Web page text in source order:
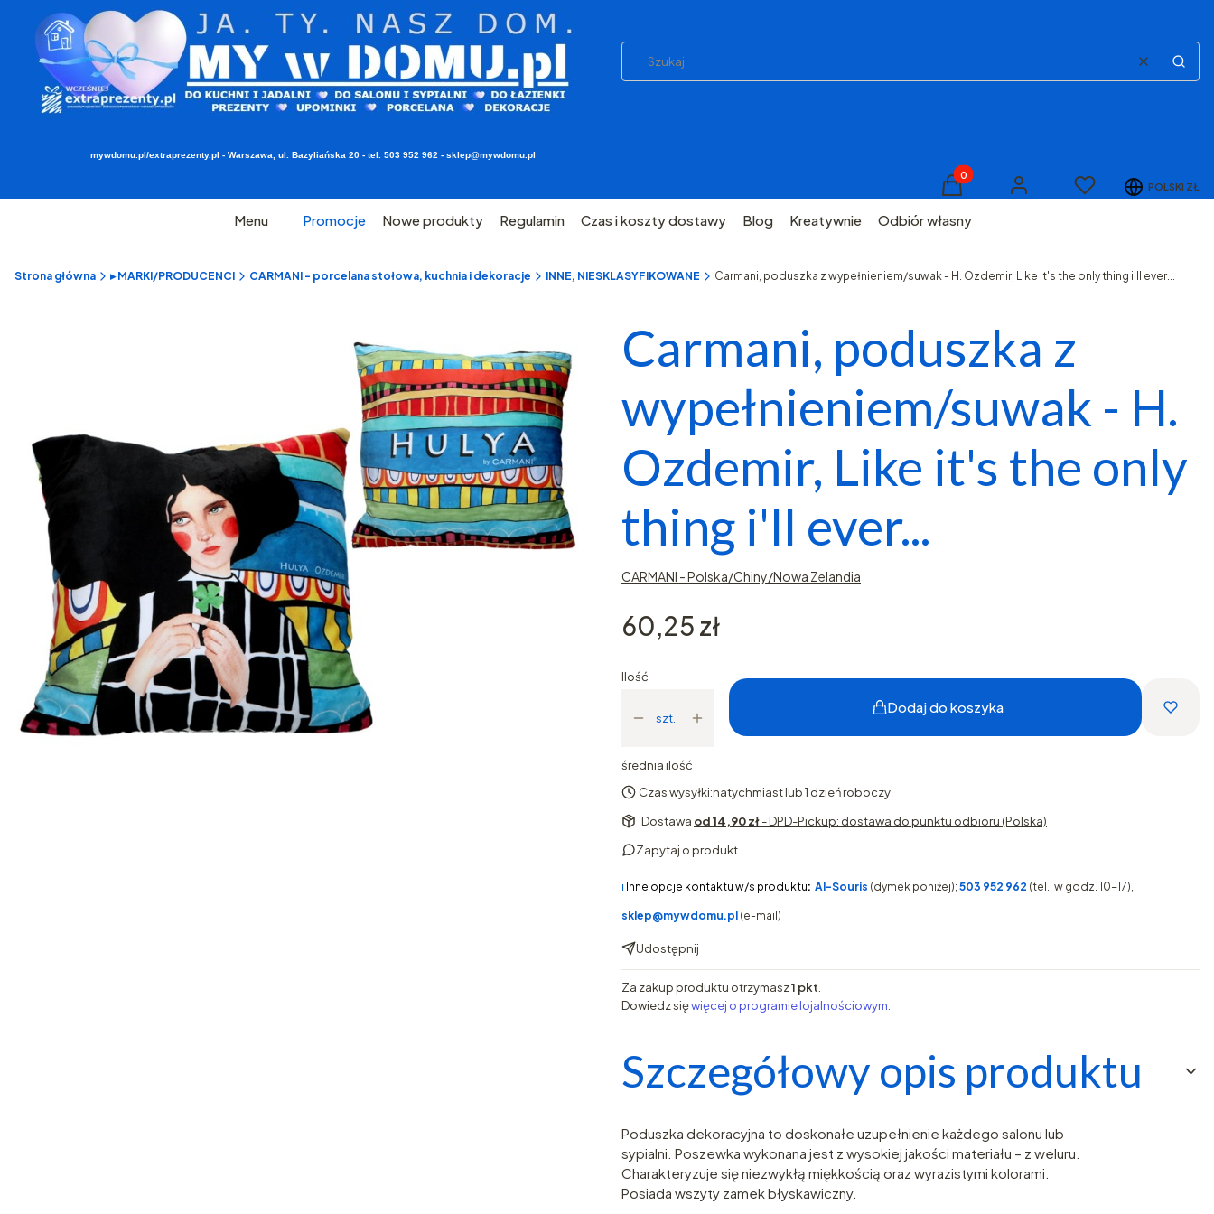
WyczyśćSzukaj
mywdomu.pl/extraprezenty.pl - Warszawa, ul. Bazyliańska 20 - tel. 503 952 962 - sklep@mywdomu.pl
Produkty w koszyku: 0. Zobacz szczegóły
Koszyk Zaloguj się
Ulubione POLSKI ZŁ
Menu Promocje Nowe produkty Regulamin Czas i koszty dostawy Blog Kreatywnie Odbiór własny
Strona główna ▸ MARKI/PRODUCENCI CARMANI - porcelana stołowa, kuchnia i dekoracje INNE, NIESKLASYFIKOWANE Carmani, poduszka z wypełnieniem/suwak - H. Ozdemir, Like it's the only thing i'll ever...
Carmani, poduszka z
wypełnieniem/suwak - H.
Ozdemir, Like it's the only
thing i'll ever...
CARMANI - Polska/Chiny/Nowa Zelandia
Cena
60,25 zł
Ilość
szt.
Dodaj do koszyka
średnia ilość
Czas wysyłki:natychmiast lub 1 dzień roboczy
Dostawa od 14,90 zł- DPD-Pickup: dostawa do punktu odbioru (Polska)
Zapytaj o produkt
ℹ️ Inne opcje kontaktu w/s produktu: AI-Souris (dymek poniżej); 503 952 962 (tel., w godz. 10-17),
sklep@mywdomu.pl (e-mail)
Udostępnij
Za zakup produktu otrzymasz1 pkt
Dowiedz sięwięcej o programie lojalnościowym.
Szczegółowy opis produktu
Poduszka dekoracyjna to doskonałe uzupełnienie każdego salonu lub
sypialni. Poszewka wykonana jest z wysokiej jakości materiału – z weluru.
Charakteryzuje się niezwykłą miękkością oraz wyrazistymi kolorami.
Posiada wszyty zamek błyskawiczny.